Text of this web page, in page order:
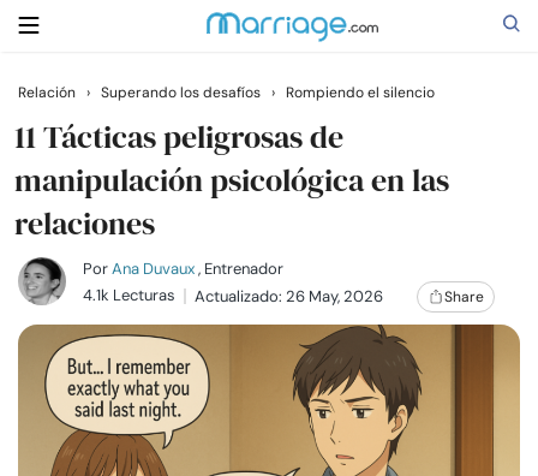
Buscar
Casarse
Relaciones
Familia
Ayuda
Relación › Superando los desafíos › Rompiendo el silencio
11 Tácticas peligrosas de
manipulación psicológica en las
relaciones
PorAna Duvaux, Entrenador
4.1k Lecturas
Actualizado: 26 May, 2026 Share